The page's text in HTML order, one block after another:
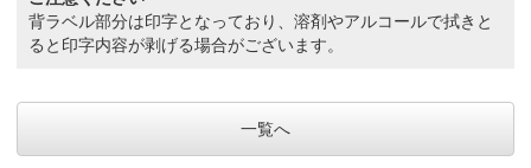
背ラベル部分は印字となっており、溶剤やアルコールで拭きと
ると印字内容が剥げる場合がございます。
一覧へ